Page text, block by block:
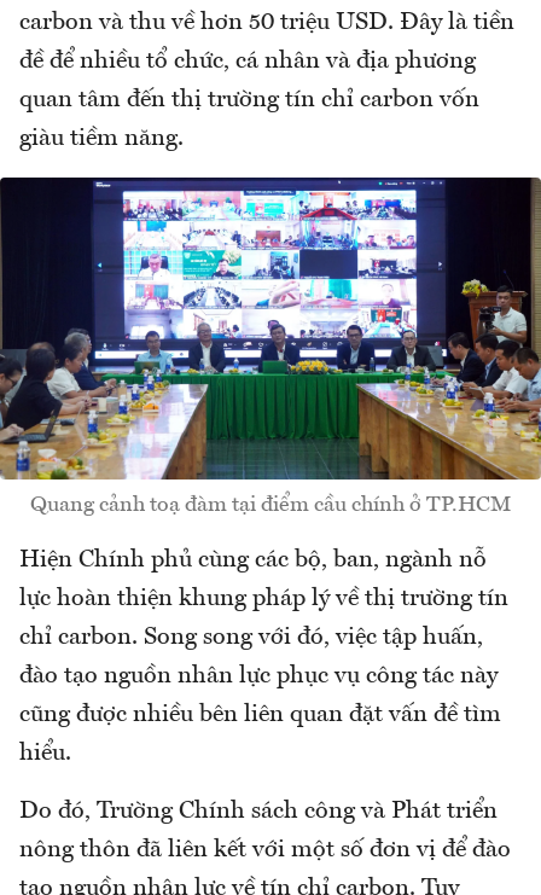
carbon và thu về hơn 50 triệu USD. Đây là tiền
đề để nhiều tổ chức, cá nhân và địa phương
quan tâm đến thị trường tín chỉ carbon vốn
giàu tiềm năng.
Quang cảnh toạ đàm tại điểm cầu chính ở TP.HCM
Hiện Chính phủ cùng các bộ, ban, ngành nỗ
lực hoàn thiện khung pháp lý về thị trường tín
chỉ carbon. Song song với đó, việc tập huấn,
đào tạo nguồn nhân lực phục vụ công tác này
cũng được nhiều bên liên quan đặt vấn đề tìm
hiểu.
Do đó, Trường Chính sách công và Phát triển
nông thôn đã liên kết với một số đơn vị để đào
tạo nguồn nhân lực về tín chỉ carbon. Tuy